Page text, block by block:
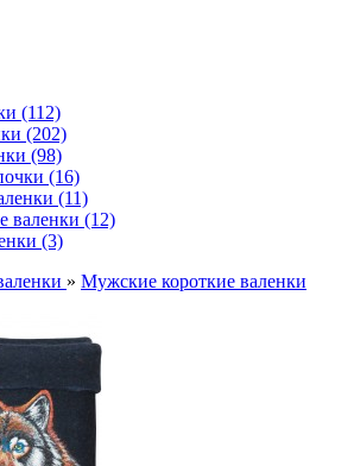
(112)
(202)
(98)
(16)
(11)
валенки (12)
(3)
» Мужские короткие валенки